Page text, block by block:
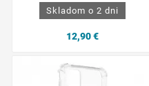
Skladom o 2 dni
12,90 €